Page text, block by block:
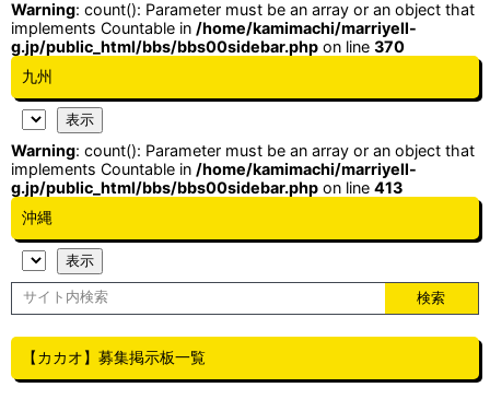
Warning: count(): Parameter must be an array or an object that
implements Countable in /home/kamimachi/marriyell-
g.jp/public_html/bbs/bbs00sidebar.php on line 370
九州
Warning: count(): Parameter must be an array or an object that
implements Countable in /home/kamimachi/marriyell-
g.jp/public_html/bbs/bbs00sidebar.php on line 413
沖縄
【カカオ】募集掲示板一覧